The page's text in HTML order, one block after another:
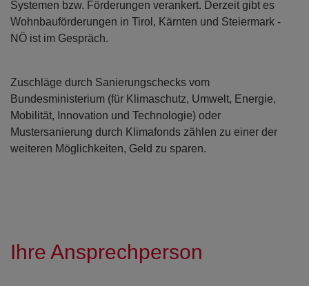
Systemen bzw. Förderungen verankert. Derzeit gibt es
Wohnbauförderungen in Tirol, Kärnten und Steiermark -
NÖ ist im Gespräch.
Zuschläge durch Sanierungschecks vom
Bundesministerium (für Klimaschutz, Umwelt, Energie,
Mobilität, Innovation und Technologie) oder
Mustersanierung durch Klimafonds zählen zu einer der
weiteren Möglichkeiten, Geld zu sparen.
Ihre Ansprechperson